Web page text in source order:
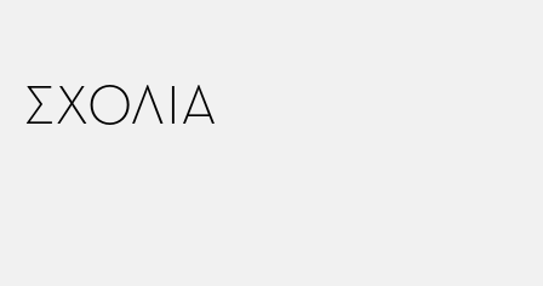
ΣΧΟΛΙΑ